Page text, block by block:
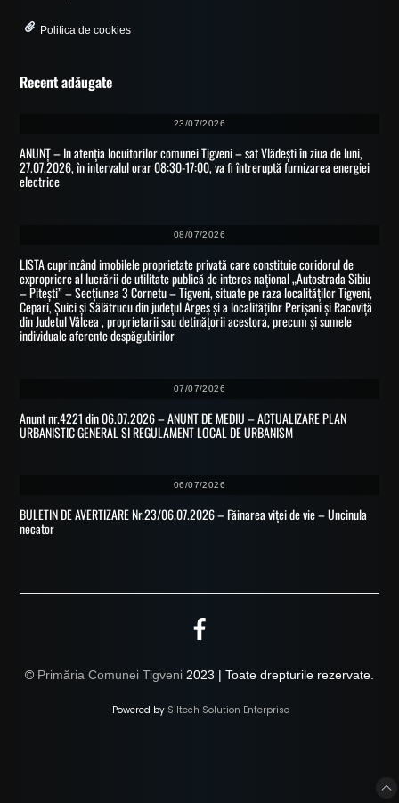
Politica de cookies
Recent adăugate
23/07/2026
ANUNȚ – In atenția locuitorilor comunei Tigveni – sat Vlădești în ziua de luni,
27.07.2026, în intervalul orar 08:30-17:00, va fi întreruptă furnizarea energiei
electrice
08/07/2026
LISTA cuprinzând imobilele proprietate privată care constituie coridorul de
expropriere al lucrării de utilitate publică de interes național „Autostrada Sibiu
– Pitești” – Secțiunea 3 Cornetu – Tigveni, situate pe raza localităților Tigveni,
Cepari, Șuici și Sălătrucu din județul Argeș și a localităților Perișani și Racoviță
din Judetul Vâlcea , proprietarii sau detinățorii acestora, precum și sumele
individuale aferente despăgubirilor
07/07/2026
Anunt nr.4221 din 06.07.2026 – ANUNT DE MEDIU – ACTUALIZARE PLAN
URBANISTIC GENERAL SI REGULAMENT LOCAL DE URBANISM
06/07/2026
BULETIN DE AVERTIZARE Nr.23/06.07.2026 – Făinarea viței de vie – Uncinula
necator
© Primăria Comunei Tigveni 2023 | Toate drepturile rezervate.
Powered by Siltech Solution Enterprise